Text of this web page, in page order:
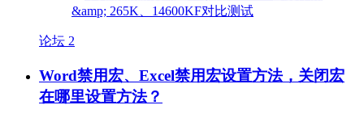
论坛 2
Word禁用宏、Excel禁用宏设置方法，关闭宏
在哪里设置方法？